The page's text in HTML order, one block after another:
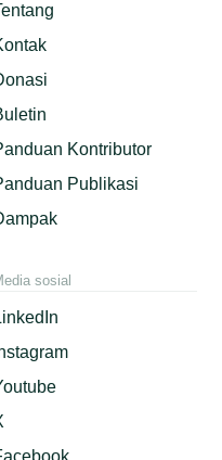
Kontributor
Publikasi
sosial